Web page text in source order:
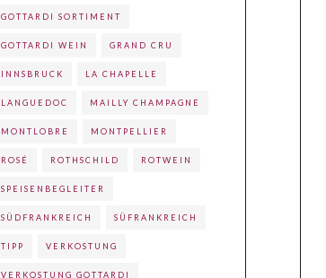
GOTTARDI SORTIMENT
GOTTARDI WEIN GRAND CRU
INNSBRUCK LA CHAPELLE
LANGUEDOC MAILLY CHAMPAGNE
MONTLOBRE MONTPELLIER
ROSÉ ROTHSCHILD ROTWEIN
SPEISENBEGLEITER
SÜDFRANKREICH SÜFRANKREICH
TIPP VERKOSTUNG
VERKOSTUNG GOTTARDI